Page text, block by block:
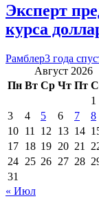
Эксперт
курса
Рамблер3 года
Август 2026
Пн Вт Ср Чт Пт
1
3
4 5 6 7 8
10 11 12 13 14
17 18 19 20 21
24 25 26 27 28
31
« Июл